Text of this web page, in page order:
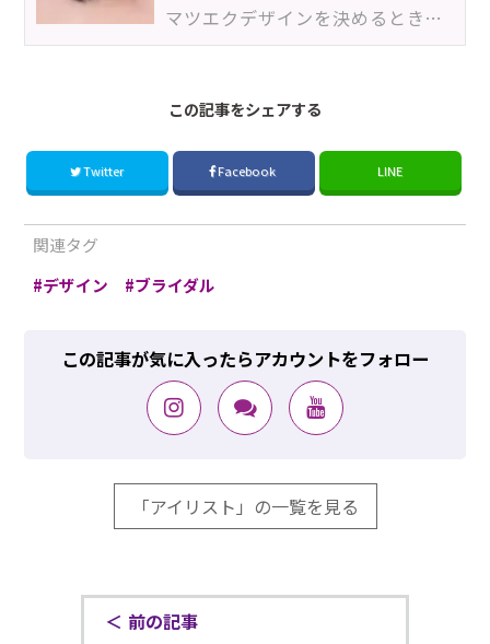
マツエクデザインを決めるとき、カールの種類は仕上がりを左右する要素の1つです。同じ長さ・太さのエクス…
この記事をシェアする
Twitter Facebook LINE
関連タグ
デザイン
ブライダル
この記事が気に入ったらアカウントをフォロー
「アイリスト」の一覧を見る
前の記事